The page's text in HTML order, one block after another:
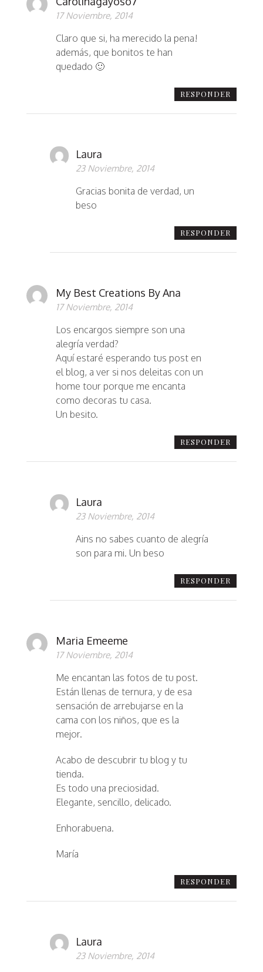
17 Noviembre, 2014
Claro que si, ha merecido la pena!
además, que bonitos te han
quedado 🙂
RESPONDER
Laura
23 Noviembre, 2014
Gracias bonita de verdad, un
beso
RESPONDER
My Best Creations By Ana
17 Noviembre, 2014
Los encargos siempre son una
alegría verdad?
Aquí estaré esperando tus post en
el blog, a ver si nos deleitas con un
home tour porque me encanta
como decoras tu casa.
Un besito.
RESPONDER
Laura
23 Noviembre, 2014
Ains no sabes cuanto de alegría
son para mi. Un beso
RESPONDER
Maria Emeeme
17 Noviembre, 2014
Me encantan las fotos de tu post.
Están llenas de ternura, y de esa
sensación de arrebujarse en la
cama con los niños, que es la
mejor.
Acabo de descubrir tu blog y tu
tienda.
Es todo una preciosidad.
Elegante, sencillo, delicado.
Enhorabuena.
María
RESPONDER
Laura
23 Noviembre, 2014